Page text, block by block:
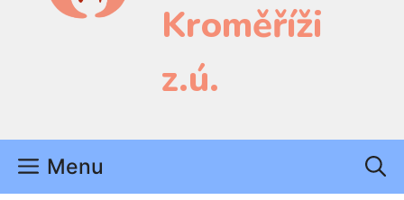
Kroměříži
z.ú.
Menu